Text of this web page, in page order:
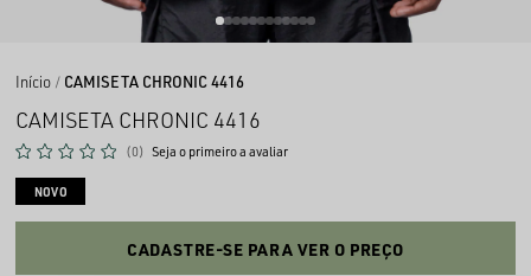
Início CAMISETA CHRONIC 4416
CAMISETA CHRONIC 4416
(0) Seja o primeiro a avaliar
NOVO
CADASTRE-SE PARA VER O PREÇO